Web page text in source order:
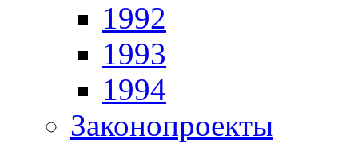
1992
1993
1994
Законопроекты